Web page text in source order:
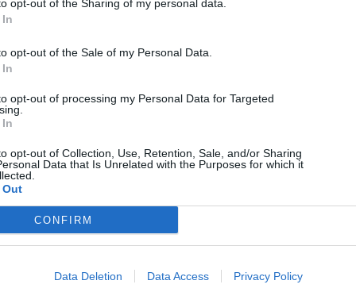
opt-out of the Sharing of my personal data.
opt-out of the Sale of my Personal Data.
opt-out of processing my Personal Data for Targeted
opt-out of Collection, Use, Retention, Sale, and/or Sharing
Data that Is Unrelated with the Purposes for which it
CONFIRM
Data Deletion Data Access Privacy Policy
Mobile
Play Services χτυπά κινέζικα Xiaomi, Vivo, Oppo &
OnePlus
06/08/2026